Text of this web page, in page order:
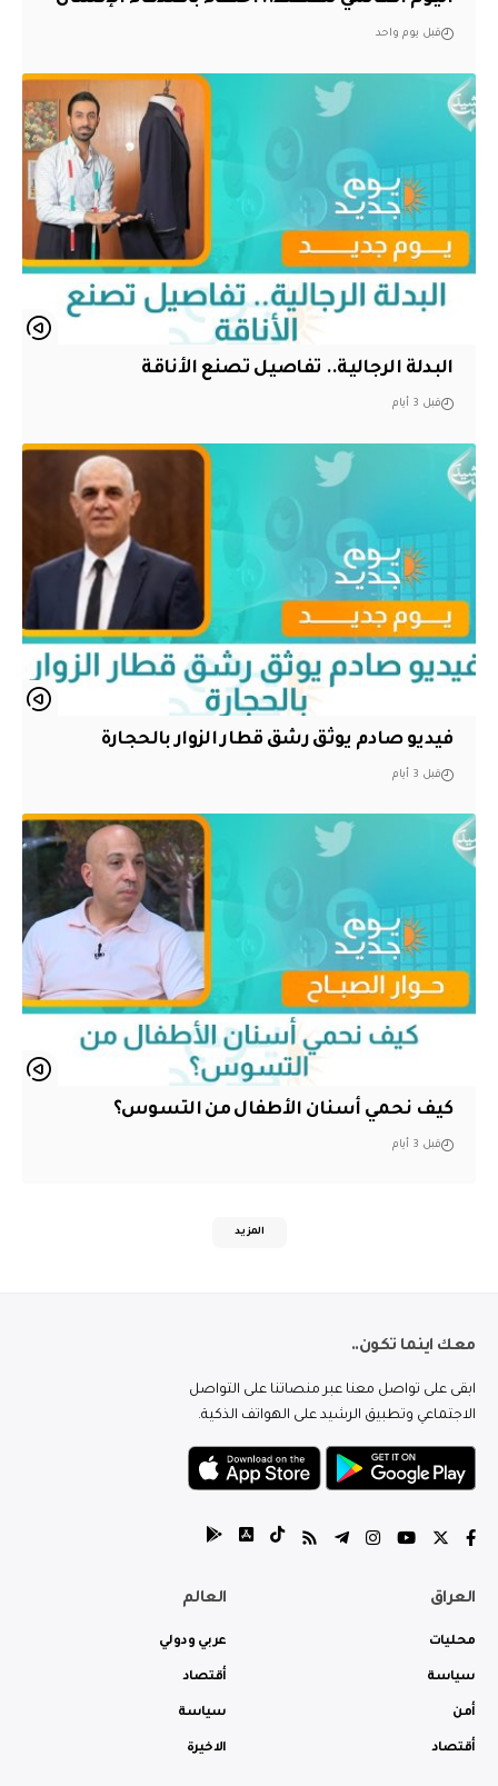
قبل يوم واحد
البدلة الرجالية.. تفاصيل تصنع الأناقة
قبل 3 أيام
فيديو صادم يوثق رشق قطار الزوار بالحجارة
قبل 3 أيام
كيف نحمي أسنان الأطفال من التسوس؟
قبل 3 أيام
المزيد
معك اينما تكون..
ابقى على تواصل معنا عبر منصاتنا على التواصل
الاجتماعي وتطبيق الرشيد على الهواتف الذكية.
العراق
محليات
سياسة
أمن
أقتصاد
العالم
عربي ودولي
أقتصاد
سياسة
الاخيرة